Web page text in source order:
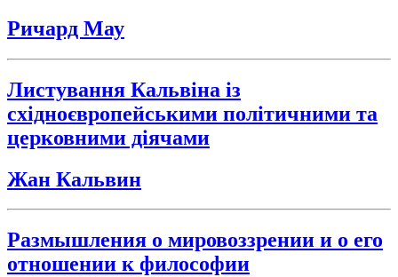
Ричард Мау
Листування Кальвіна із
східноєвропейськими політичними та
церковними діячами
Жан Кальвин
Размышления о мировоззрении и о его
отношении к философии